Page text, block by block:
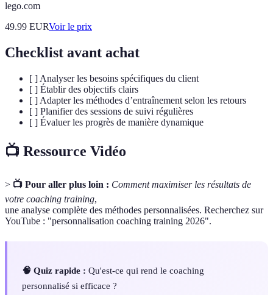
lego.com
49.99 EURVoir le prix
Checklist avant achat
[ ] Analyser les besoins spécifiques du client
[ ] Établir des objectifs clairs
[ ] Adapter les méthodes d’entraînement selon les retours
[ ] Planifier des sessions de suivi régulières
[ ] Évaluer les progrès de manière dynamique
📺 Ressource Vidéo
> 📺 Pour aller plus loin : Comment maximiser les résultats de
votre coaching training,
une analyse complète des méthodes personnalisées. Recherchez sur
YouTube : "personnalisation coaching training 2026".
🧠 Quiz rapide : Qu'est-ce qui rend le coaching
personnalisé si efficace ?